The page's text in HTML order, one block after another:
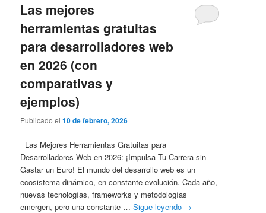
Las mejores
herramientas gratuitas
para desarrolladores web
en 2026 (con
comparativas y
ejemplos)
Publicado el10 de febrero, 2026
Las Mejores Herramientas Gratuitas para
Desarrolladores Web en 2026: ¡Impulsa Tu Carrera sin
Gastar un Euro! El mundo del desarrollo web es un
ecosistema dinámico, en constante evolución. Cada año,
nuevas tecnologías, frameworks y metodologías
emergen, pero una constante …Sigue leyendo →